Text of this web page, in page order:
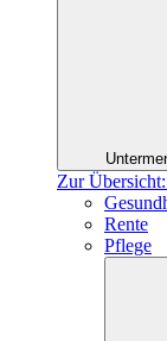
Zur
Rente
Pflege